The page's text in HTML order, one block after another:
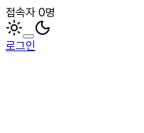
접속자 0명
로그인